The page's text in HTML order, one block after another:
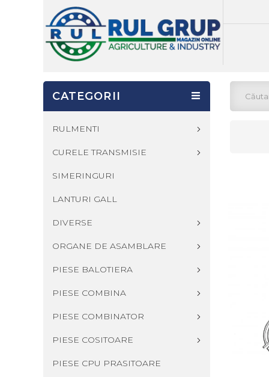
CATEGORII
RULMENTI
CURELE TRANSMISIE
SIMERINGURI
LANTURI GALL
DIVERSE
ORGANE DE ASAMBLARE
PIESE BALOTIERA
PIESE COMBINA
PIESE COMBINATOR
PIESE COSITOARE
PIESE CPU PRASITOARE